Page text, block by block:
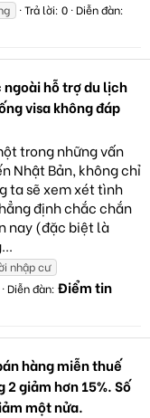
Trả lời: 0 Diễn đàn:
ngoài hỗ trợ du lịch
visa không đáp
trong những vấn
Nhật Bản, không chỉ
ta sẽ xem xét tình
định chắc chắn
nay (đặc biệt là
nhập cư
Diễn đàn: Điểm tin
hàng miễn thuế
giảm hơn 15%. Số
một nửa.